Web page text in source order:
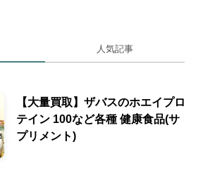
人気記事
【大量買取】ザバスのホエイプロ
テイン 100など各種 健康食品(サ
プリメント)